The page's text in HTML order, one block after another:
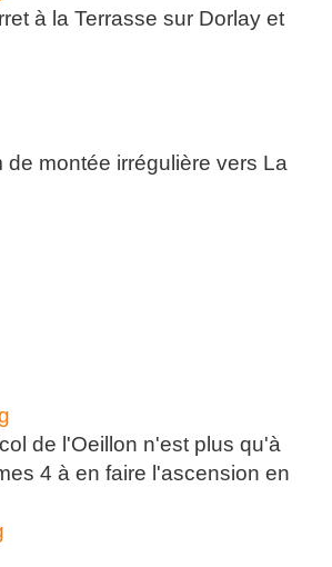
à la Terrasse sur Dorlay et
de montée irrégulière vers La
de l'Oeillon n'est plus qu'à
4 à en faire l'ascension en